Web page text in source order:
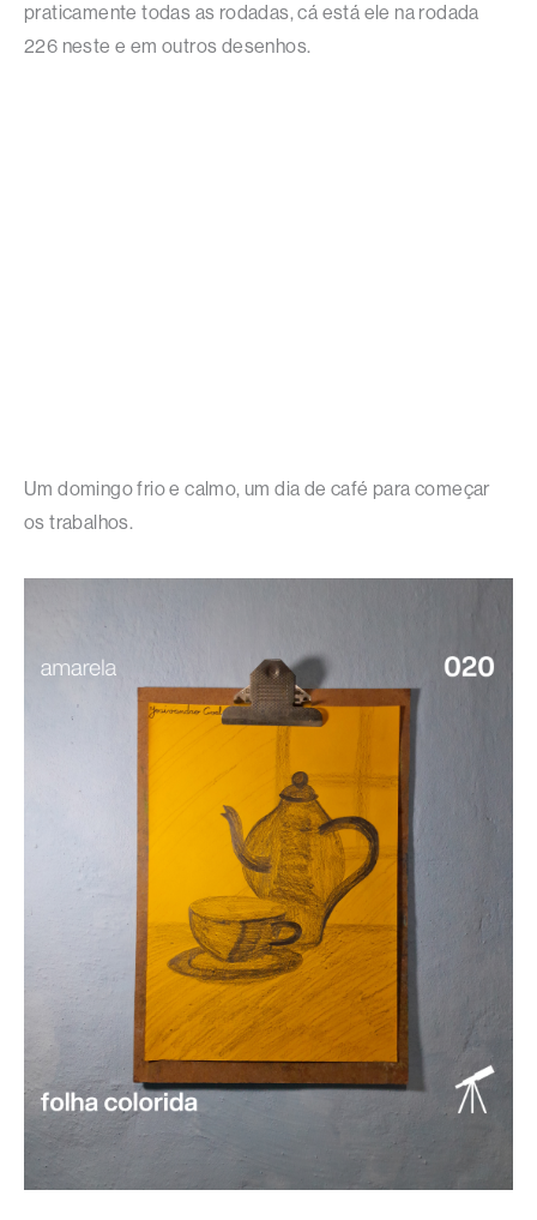
praticamente todas as rodadas, cá está ele na rodada
226 neste e em outros desenhos.
Um domingo frio e calmo, um dia de café para começar
os trabalhos.